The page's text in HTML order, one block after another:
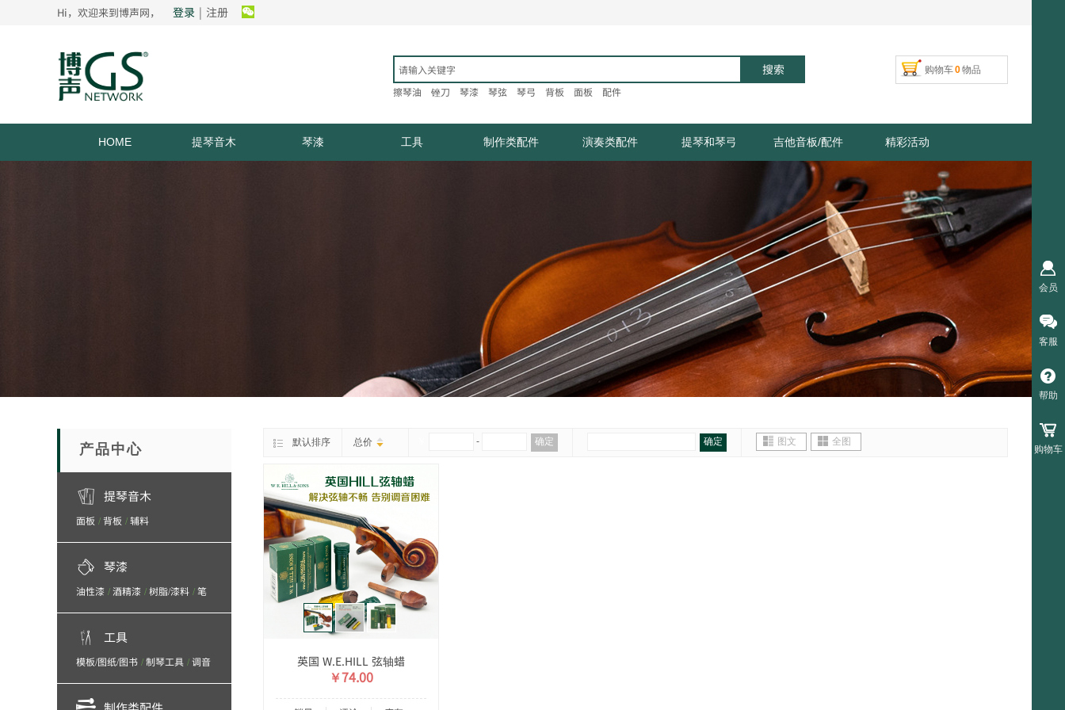
Hi，欢迎来到博声网， 登录 | 注册
购物车0物品
搜索
擦琴油 锉刀 琴漆 琴弦 琴弓 背板 面板 配件​
HOME 提琴音木 琴漆 工具 制作类配件 演奏类配件 提琴和琴弓 吉他音板/配件 精彩活动
默认排序 总价 - 确定 确定 图文 全图
英国 W.E.HILL 弦轴蜡
￥74.00
产品中心
提琴音木
面板 / 背板 / 辅料
琴漆
油性漆 / 酒精漆 / 树脂/漆料 / 笔
刷 / 抛光/打磨/砂纸/砂布
工具
模板/图纸/图书 / 制琴工具 / 调音
工具/保养产品
会员
客服
帮助
购物车